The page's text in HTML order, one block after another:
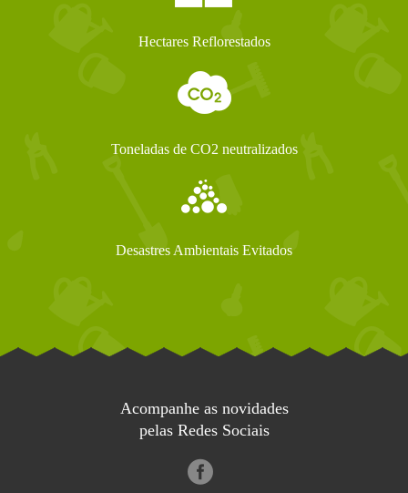
Hectares Reflorestados
Toneladas de CO2 neutralizados
Desastres Ambientais Evitados
Acompanhe as novidades
pelas Redes Sociais